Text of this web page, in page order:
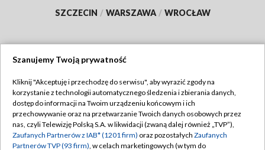
SZCZECIN / WARSZAWA / WROCŁAW
TVP
Abonament TVP
Emisja w TVP
Regulamin TVP
Polityka prywatności
Szanujemy Twoją prywatność
Kliknij "Akceptuję i przechodzę do serwisu", aby wyrazić zgody na
korzystanie z technologii automatycznego śledzenia i zbierania danych,
dostęp do informacji na Twoim urządzeniu końcowym i ich
przechowywanie oraz na przetwarzanie Twoich danych osobowych przez
nas, czyli Telewizję Polską S.A. w likwidacji (zwaną dalej również „TVP”),
Zaufanych Partnerów z IAB* (1201 firm) oraz pozostałych Zaufanych
Partnerów TVP (93 firm), w celach marketingowych (w tym do